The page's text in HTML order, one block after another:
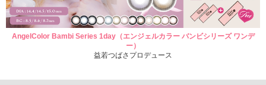
AngelColor Bambi Series 1day（エンジェルカラー バンビシリーズ ワンデ
ー）
益若つばさプロデュース